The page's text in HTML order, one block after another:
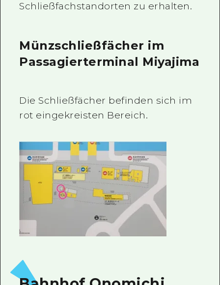
Schließfachstandorten zu erhalten.
Münzschließfächer im
Passagierterminal Miyajima
Die Schließfächer befinden sich im
rot eingekreisten Bereich.